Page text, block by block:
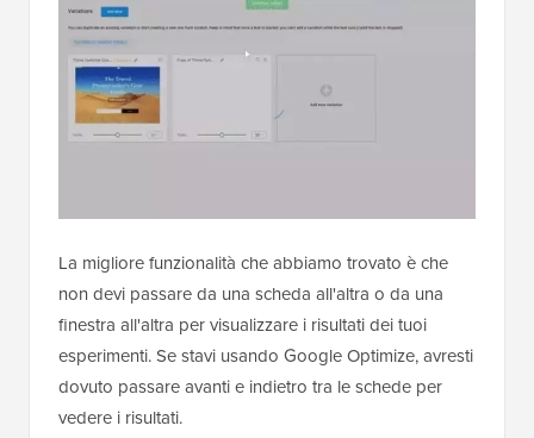
La migliore funzionalità che abbiamo trovato è che
non devi passare da una scheda all'altra o da una
finestra all'altra per visualizzare i risultati dei tuoi
esperimenti. Se stavi usando Google Optimize, avresti
dovuto passare avanti e indietro tra le schede per
vedere i risultati.